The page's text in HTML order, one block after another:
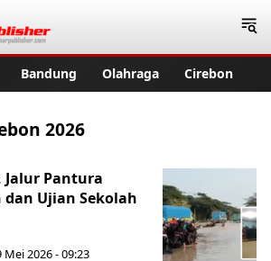
Bandung Olahraga Cirebon
2026
Pantura
Ujian Sekolah
Mei 2026 - 09:23